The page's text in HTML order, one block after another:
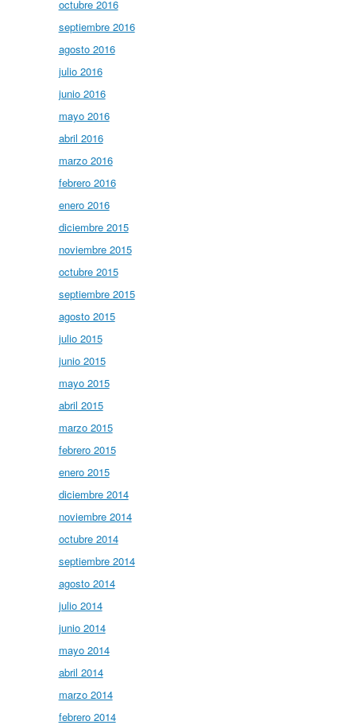
octubre 2016
septiembre 2016
agosto 2016
julio 2016
junio 2016
mayo 2016
abril 2016
marzo 2016
febrero 2016
enero 2016
diciembre 2015
noviembre 2015
octubre 2015
septiembre 2015
agosto 2015
julio 2015
junio 2015
mayo 2015
abril 2015
marzo 2015
febrero 2015
enero 2015
diciembre 2014
noviembre 2014
octubre 2014
septiembre 2014
agosto 2014
julio 2014
junio 2014
mayo 2014
abril 2014
marzo 2014
febrero 2014